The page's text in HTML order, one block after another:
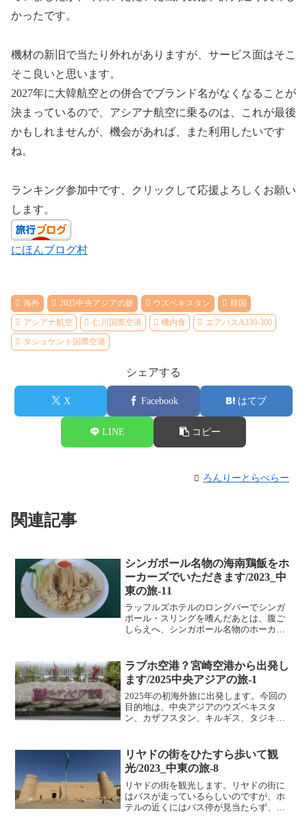
かったです。
機材の新旧で当たり外れがありますが、サービス面はそこ
そこ良いと思います。
2027年に大韓航空との併合でブランド名がなくなることが
決まっているので、アシアナ航空に乗るのは、これが最後
かもしれませんが、機会があれば、また利用したいです
ね。
ランキング参加中です、クリックして応援よろしくお願い
します。
にほんブログ村
海外 2025中央アジアの旅 ウズベキスタン
韓国
アシアナ航空
仁川国際空港 機内食
エアバスA330-300
タシュケント国際空港
シェアする
X Facebook はてブ
LINE コピー
ろんりーとらべらー
関連記事
シンガポール名物の海南鶏飯をホ
ーカーズでいただきます/2023_中
東の旅-11
ラッフルズホテルのロングバーでシンガ
ポール・スリングを嗜んだあとは、腹ご
しらえへ、シンガポール名物のホーカー
いる、マックスウェルフードセンター
(Maxwel...
ラブホ空港？宮崎空港から出発し
ます/2025中央アジアの旅-1
2025年の初海外旅に出発します。今回の
目的地は、中央アジアのウズベキスタ
ン、カザフスタン、キルギス、タジキス
ぶJR宮崎空港線に乗車します。JR宮崎空
港線は、宮崎駅か...
リヤドの街をひたすら歩いて観
光/2023_中東の旅-8
リヤドの街を観光します。リヤドの街に
はバスが走っているらしいのですが、ホ
テルの近くにはバス停が見当たらず、ど